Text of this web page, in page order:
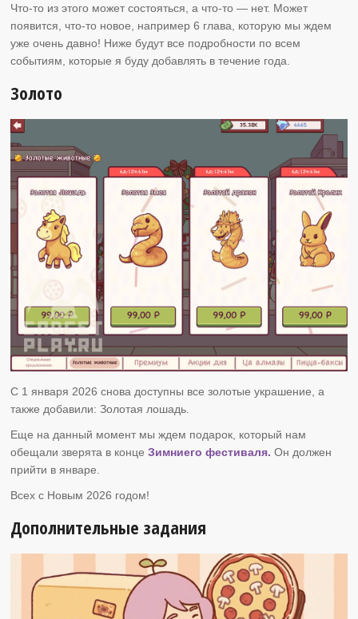
Что-то из этого может состояться, а что-то — нет. Может
появится, что-то новое, например 6 глава, которую мы ждем
уже очень давно! Ниже будут все подробности по всем
событиям, которые я буду добавлять в течение года.
Золото
С 1 января 2026 снова доступны все золотые украшение, а
также добавили: Золотая лошадь.
Еще на данный момент мы ждем подарок, который нам
обещали зверята в концеЗимниего фестиваля. Он должен
прийти в январе.
Всех с Новым 2026 годом!
Дополнительные задания